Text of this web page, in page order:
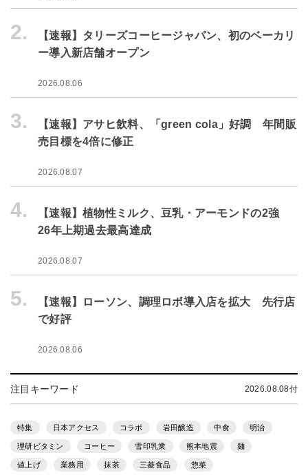
2.
【速報】タリーズコーヒージャパン、初のベーカリ
ー導入新店舗オープン
2026.08.06
3.
【速報】アサヒ飲料、「green cola」好調 年間販
売目標を4倍に修正
2026.08.07
4.
【速報】植物性ミルク、豆乳・アーモンドの2強
26年上期過去最高達成
2026.08.07
5.
【速報】ローソン、調理ロボ導入店を拡大 先行店
で好評
2026.08.06
注目キーワード 2026.08.08付
特集 日本アクセス コラボ 岩田醸造 中食 明治
理研ビタミン コーヒー 雪印乳業 熊本地震 麺
値上げ 業務用 抹茶 三菱食品 惣菜